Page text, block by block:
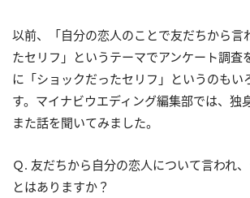
以前、「自分の恋人のことで友だちから言
たセリフ」というテーマでアンケート調査
に「ショックだったセリフ」というのもい
す。マイナビウエディング編集部では、独
また話を聞いてみました。
Ｑ. 友だちから自分の恋人について言われ
とはありますか？